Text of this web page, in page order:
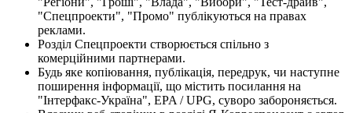
"Спецпроекти", "Промо" публікуються на правах
реклами.
Розділ Спецпроекти створюється спільно з
комерційними партнерами.
Будь яке копіювання, публікація, передрук, чи наступне
поширення інформації, що містить посилання на
"Інтерфакс-Україна", EPA / UPG, суворо забороняється.